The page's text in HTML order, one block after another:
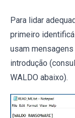
Para lidar
primeiro
usam
introdução
WALDO abaixo).